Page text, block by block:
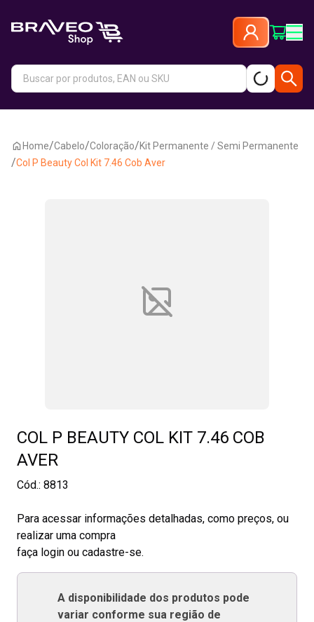
Home/Cabelo/Coloração/Kit Permanente / Semi Permanente
/Col P Beauty Col Kit 7.46 Cob Aver
COL P BEAUTY COL KIT 7.46 COB
AVER
Cód.: 8813
Para acessar informações detalhadas, como preços, ou
realizar uma compra
faça login ou cadastre-se.
A disponibilidade dos produtos pode
variar conforme sua região de